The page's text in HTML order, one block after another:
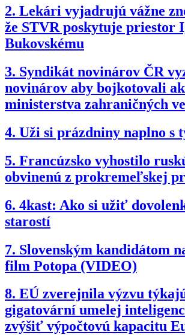
2. Lekári vyjadrujú vážne
že STVR poskytuje priestor
Bukovskému
3. Syndikát novinárov ČR
novinárov aby bojkotovali
ministerstva zahraničných
4. Uži si prázdniny naplno s
5. Francúzsko vyhostilo
obvinenú z prokremeľskej
6. 4kast: Ako si užiť
starostí
7. Slovenským kandidátom
film Potopa (VIDEO)
8. EÚ zverejnila výzvu
gigatovární umelej
zvýšiť výpočtovú kapacitu